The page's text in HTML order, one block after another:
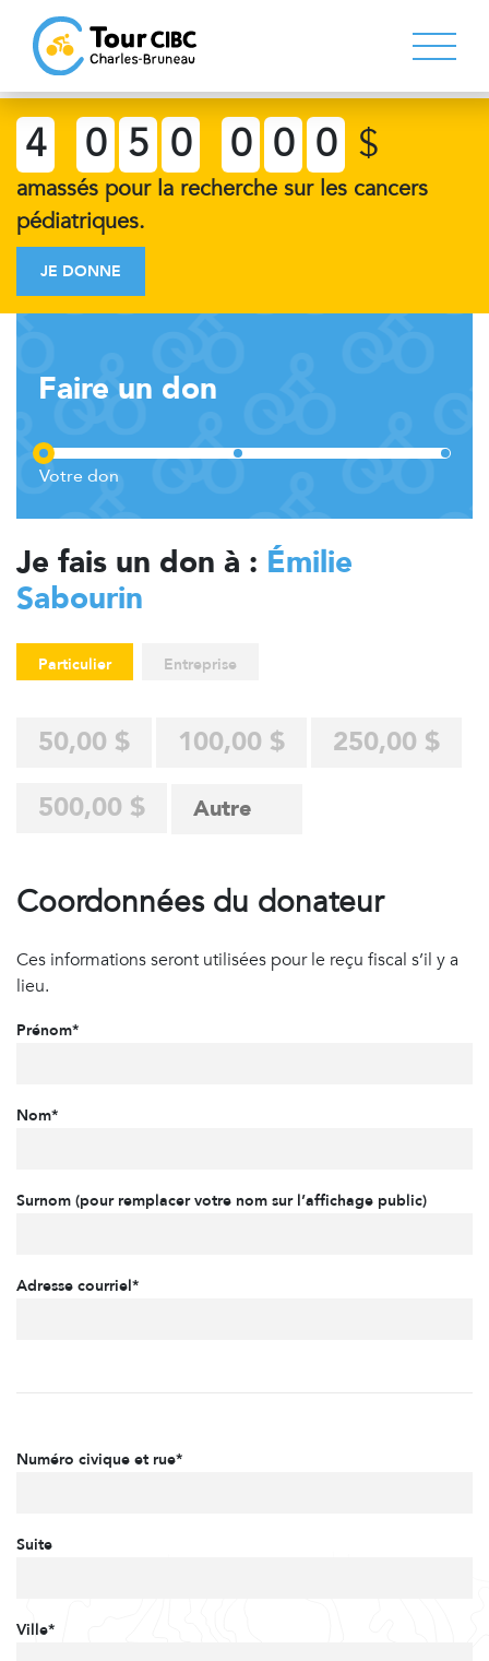
4 0 5 0 0 0 0 $
amassés pour la recherche sur les cancers
pédiatriques.
JE DONNE
Faire un don
Je fais un don à : Émilie
Sabourin
Particulier Entreprise
50,00 $ 100,00 $
250,00 $
500,00 $
Coordonnées du donateur
Ces informations seront utilisées pour le reçu fiscal s’il y a
lieu.
Prénom*
Nom*
Surnom (pour remplacer votre nom sur l’affichage public)
Adresse courriel*
Numéro civique et rue*
Suite
Ville*